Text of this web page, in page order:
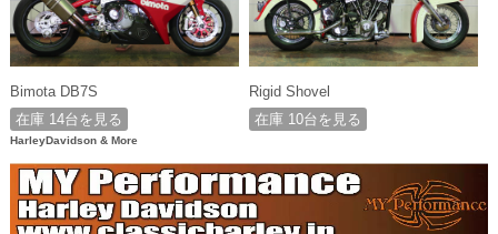
Bimota DB7S
在庫 14台を見る
Rigid Shovel
在庫 10台を見る
HarleyDavidson & More